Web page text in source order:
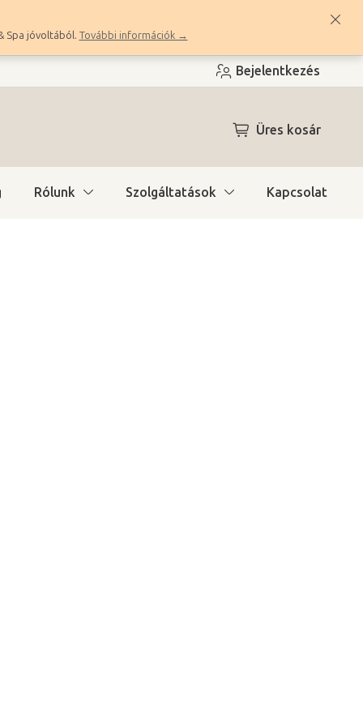
Spa jóvoltából. További információk →
Bejelentkezés
KOSÁR
Üres kosár
Rólunk Szolgáltatások Kapcsolat